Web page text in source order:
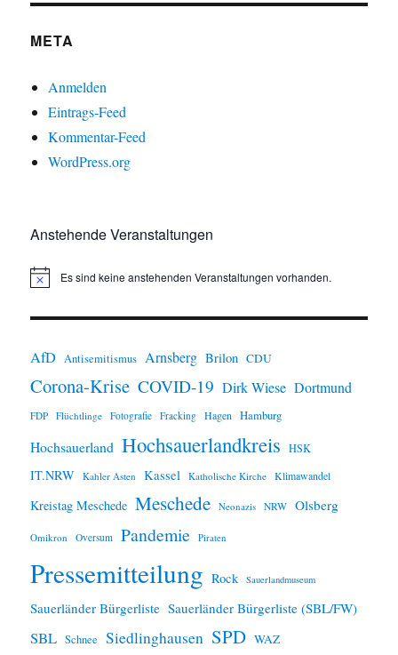
META
Anmelden
Eintrags-Feed
Kommentar-Feed
WordPress.org
Anstehende Veranstaltungen
H
Es sind keine anstehenden Veranstaltungen vorhanden.
AfD Antisemitismus Arnsberg Brilon CDU
Corona-Krise COVID-19 Dirk Wiese Dortmund
FDP Flüchtlinge Fotografie Fracking Hagen Hamburg
Hochsauerland Hochsauerlandkreis HSK
IT.NRW Kahler Asten Kassel Katholische Kirche Klimawandel
Kreistag Meschede Meschede Neonazis NRW Olsberg
Omikron Oversum Pandemie Piraten
Pressemitteilung Rock Sauerlandmuseum
Sauerländer Bürgerliste Sauerländer Bürgerliste (SBL/FW)
SBL Schnee Siedlinghausen SPD WAZ